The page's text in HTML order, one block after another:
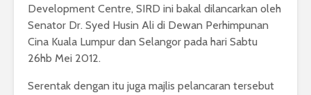
Development Centre, SIRD ini bakal dilancarkan oleh
Senator Dr. Syed Husin Ali di Dewan Perhimpunan
Cina Kuala Lumpur dan Selangor pada hari Sabtu
26hb Mei 2012.
Serentak dengan itu juga majlis pelancaran tersebut